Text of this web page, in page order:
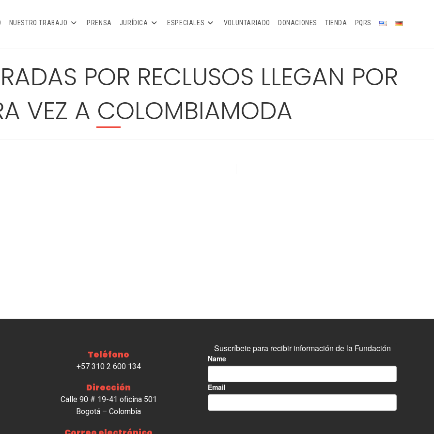
NUESTRO TRABAJO PRENSA JURÍDICA ESPECIALES VOLUNTARIADO DONACIONES TIENDA PQRS
POR RECLUSOS LLEGAN POR
VEZ A COLOMBIAMODA
Teléfono
+57 310 2 600 134
Dirección
Calle 90 # 19-41 oficina 501
Bogotá – Colombia